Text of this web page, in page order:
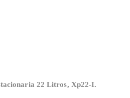
22 Litros, Xp22-I.